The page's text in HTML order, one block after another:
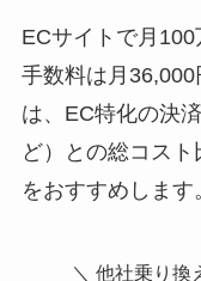
ECサイトで月
手数料は月
は、EC特化の決
ど）との総コス
をおすすめします
＼ 他社乗り換